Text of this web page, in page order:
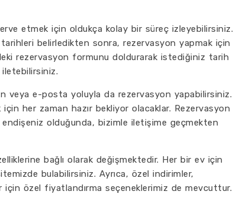
etmek için oldukça kolay bir süreç izleyebilirsiniz.
belirledikten sonra, rezervasyon yapmak için
rezervasyon formunu doldurarak istediğiniz tarih
iletebilirsiniz.
veya e-posta yoluyla da rezervasyon yapabilirsiniz.
her zaman hazır bekliyor olacaklar. Rezervasyon
olduğunda, bizimle iletişime geçmekten
bağlı olarak değişmektedir. Her bir ev için
bulabilirsiniz. Ayrıca, özel indirimler,
için özel fiyatlandırma seçeneklerimiz de mevcuttur.